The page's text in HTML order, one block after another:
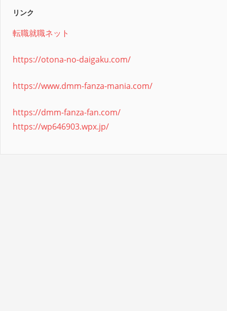
リンク
転職就職ネット
https://otona-no-daigaku.com/
https://www.dmm-fanza-mania.com/
https://dmm-fanza-fan.com/
https://wp646903.wpx.jp/